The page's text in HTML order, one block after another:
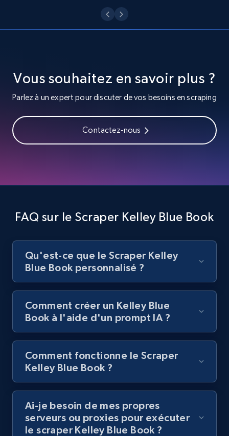
URL, Title, Youtuber, Youtuber md5, Video url,
Video length, Likes, Views, and more.
Youtube - Videos posts - Collect YouTube
posts by hashtags
URL, Title, Youtuber, Youtuber md5, Video url,
Video length, Likes, Views, and more.
8.1K+ 714+ Essai gratuit
Youtube - Videos posts - Discovery records
by Explore page URL
714+ Essai gratuit
Vous souhaitez en savoir plus ?
Parlez à un expert pour discuter de vos besoins en scraping
Contactez-nous
FAQ sur le Scraper Kelley Blue Book
Qu'est-ce que le Scraper Kelley
Blue Book personnalisé ?
Comment créer un Kelley Blue
Book à l'aide d'un prompt IA ?
Comment fonctionne le Scraper
Kelley Blue Book ?
Ai-je besoin de mes propres
serveurs ou proxies pour exécuter
le scraper Kelley Blue Book ?